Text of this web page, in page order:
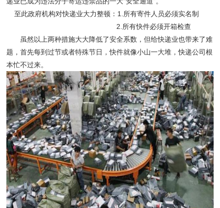
至此政府机构对快递业大力整顿： 1.所有寄件人员必须实名制
2.所有快件必须开箱检查
虽然以上两种措施大大降低了安全系数，但给快递业也带来了难
题，首先每到过节或者特殊节日，快件就像小山一大堆，快递公司根
本忙不过来。